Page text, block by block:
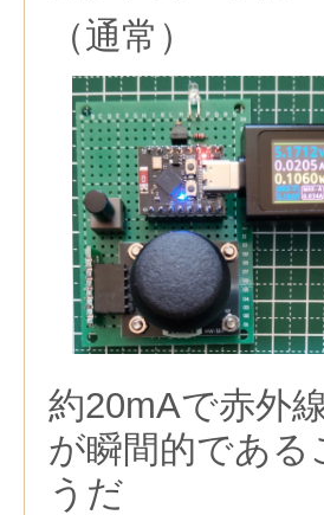
（通常）
約20mAで赤外
が瞬間的であ
うだ